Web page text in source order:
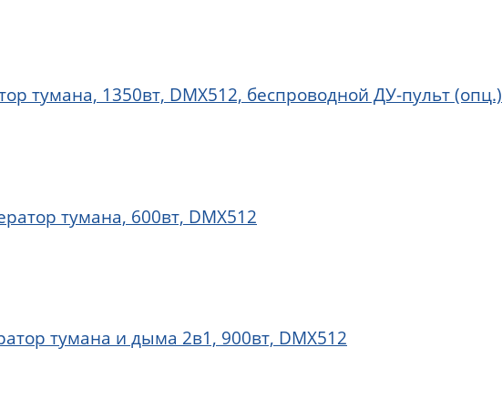
тумана, 1350вт, DMX512, беспроводной ДУ-пульт (опц.)
тумана, 600вт, DMX512
тумана и дыма 2в1, 900вт, DMX512